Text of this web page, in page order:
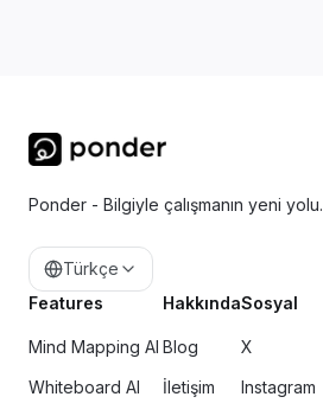
Ponder - Bilgiyle çalışmanın yeni yolu.
Türkçe
Features
Mind Mapping AI
Whiteboard AI
Hakkında
Blog
İletişim
Sosyal
X
Instagram